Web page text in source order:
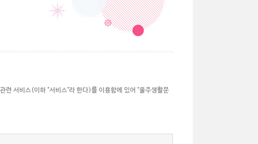
련 서비스(이하 "서비스"라 한다)를 이용함에 있어 "울주생활문